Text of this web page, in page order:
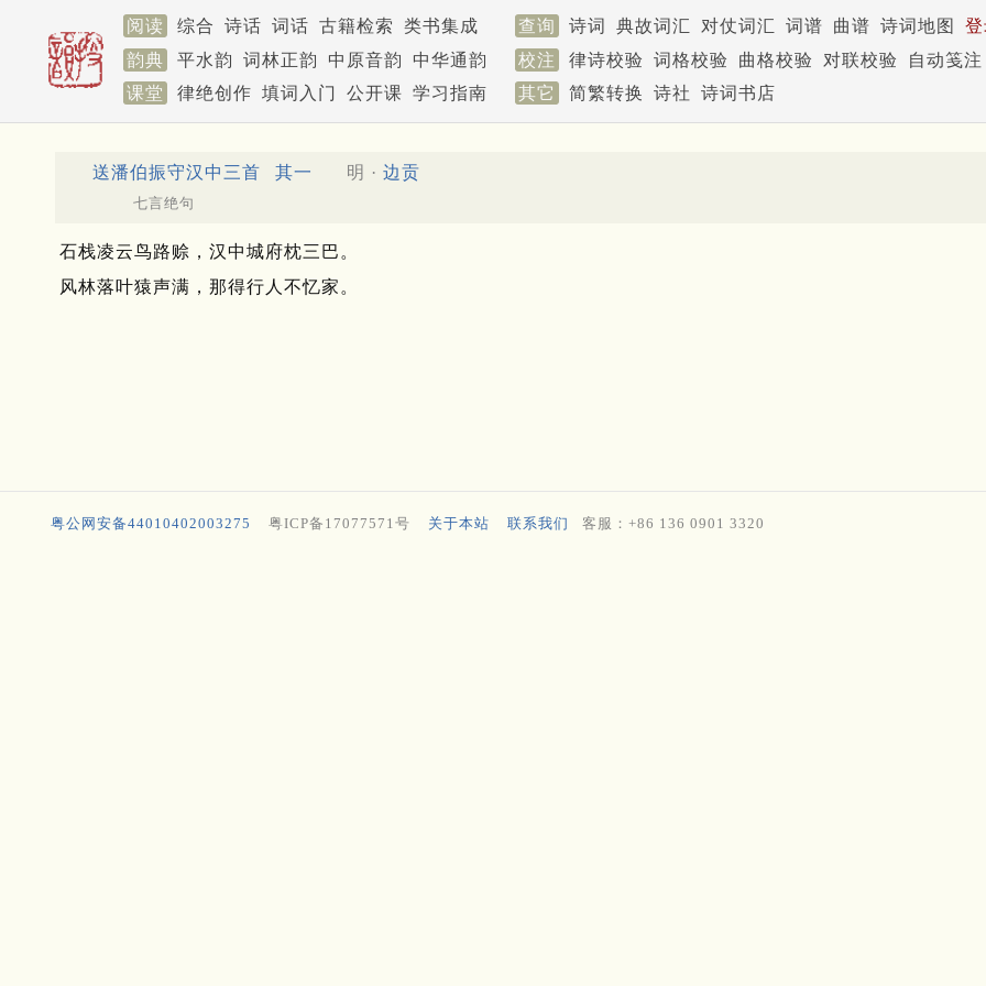
阅读 综合 诗话 词话 古籍检索 类书集成 查询 诗词 典故词汇 对仗词汇 词谱 曲谱 诗词地图
韵典
平水韵 词林正韵 中原音韵 中华通韵 校注 律诗校验 词格校验 曲格校验 对联校验
自动笺注
课堂
律绝创作 填词入门 公开课 学习指南 其它 简繁转换 诗社 诗词书店
送潘伯振守汉中三首 其一 明 · 边贡
七言绝句
石栈凌云鸟路赊，汉中城府枕三巴。
风林落叶猿声满，那得行人不忆家。
粤公网安备44010402003275 粤ICP备17077571号 关于本站 联系我们 客服：+86 136 0901 3320